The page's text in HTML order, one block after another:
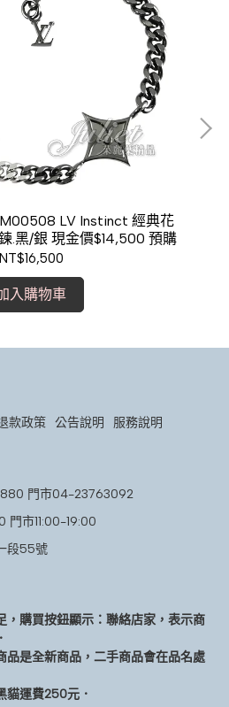
LV Instinct 經典花
.黑/銀 現金價$14,500 預購
NT$16,500
入購物車
款政策 公告說明 服務說明
門市04-23763092
門市11:00-19:00
段55號
，購買按鈕顯示：聯絡店家，表示商
品是全新商品，二手商品會在品名處
貓運費250元．